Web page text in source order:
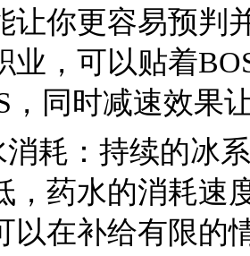
让你更容易预判
业，可以贴着
，同时减速效果
消耗：持续的冰
，药水的消耗速
以在补给有限的